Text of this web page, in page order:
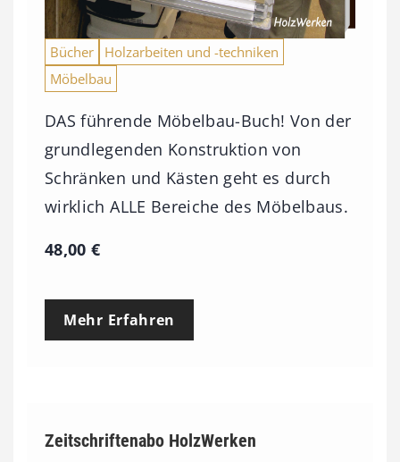
Bücher
Holzarbeiten und -techniken
Möbelbau
DAS führende Möbelbau-Buch! Von der
grundlegenden Konstruktion von
Schränken und Kästen geht es durch
wirklich ALLE Bereiche des Möbelbaus.
48,00€
Mehr Erfahren
Zeitschriftenabo HolzWerken